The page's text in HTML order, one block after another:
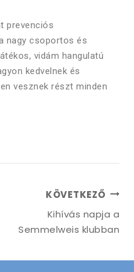
prevenciós
nagy csoportos és
vidám hangulatú
kedvelnek és
vesznek részt minden
KÖVETKEZŐ
Kihívás napja a
Semmelweis klubban